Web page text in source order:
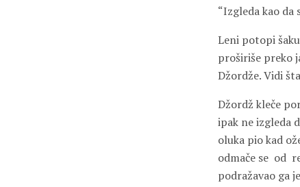
“Izgleda kao da
Leni potopi
proširiše preko
Džordže. Vidi
Džordž kleče
ipak ne izgleda
oluka pio kad
odmače se od
podražavao ga